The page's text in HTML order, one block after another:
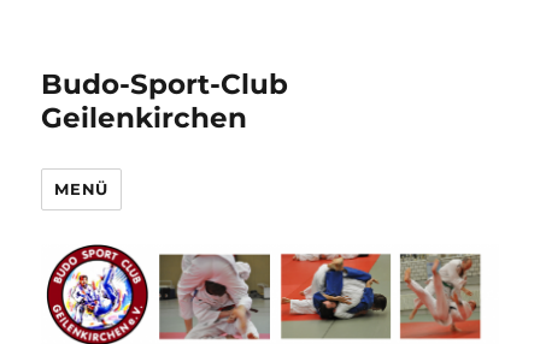
Budo-Sport-Club
Geilenkirchen
MENÜ